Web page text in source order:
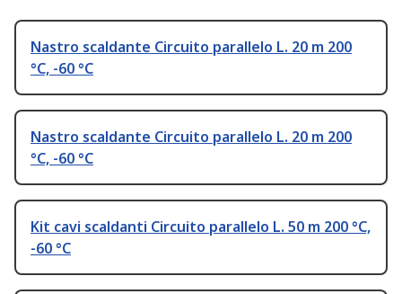
Nastro scaldante Circuito parallelo L. 20 m 200
°C, -60 °C
Nastro scaldante Circuito parallelo L. 20 m 200
°C, -60 °C
Kit cavi scaldanti Circuito parallelo L. 50 m 200 °C,
-60 °C